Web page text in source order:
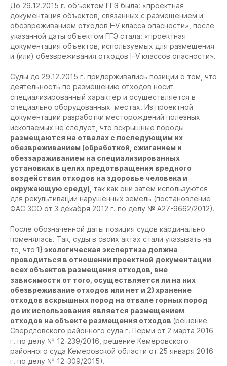
До 29.12.2015 г. объектом ГГЭ была: «проектная
документация объектов, связанных с размещением и
обезвреживанием отходов I–V класса опасности», после
указанной даты объектом ГГЭ стала: «проектная
документация объектов, используемых для размещения
и (или) обезвреживания отходов I–V классов опасности».
Суды до 29.12.2015 г. придерживались позиции о том, что
деятельность по размещению отходов носит
специализированный характер и осуществляется в
специально оборудованных местах. Из проектной
документации разработки месторождений полезных
ископаемых не следует, что вскрышные породы
размещаются на отвалах с последующим их
обезвреживанием (обработкой, сжиганием и
обеззараживанием на специализированных
установках в целях предотвращения вредного
воздействия отходов на здоровье человека и
окружающую среду), так как они затем используются
для рекультивации нарушенных земель (постановление
ФАС ЗСО от 3 декабря 2012 г. по делу № А27-9662/2012).
После обозначенной даты позиция судов кардинально
поменялась. Так, суды в своих актах стали указывать на
то, что 1) экологическая экспертиза должна
проводиться в отношении проектной документации
всех объектов размещения отходов, вне
зависимости от того, осуществляется ли на них
обезвреживание отходов или нет и 2) хранение
отходов вскрышных пород на отвале горных пород
до их использования является размещением
отходов на объекте размещения отходов (решение
Свердловского районного суда г. Перми от 2 марта 2016
г. по делу № 12-239/2016, решение Кемеровского
районного суда Кемеровской области от 25 января 2016
г. по делу № 12-309/2015).